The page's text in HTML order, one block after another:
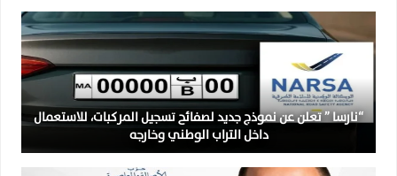
“نارسا ” تعلن عن نموذج جديد لصفائح تسجيل المركبات، للاستعمال
داخل التراب الوطني وخارجه